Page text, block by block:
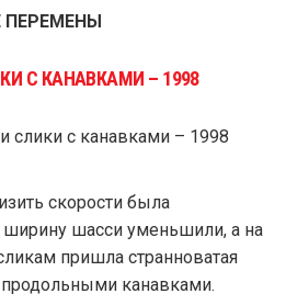
ПЕРЕМЕНЫ
С КАНАВКАМИ – 1998
скорости была
ширину шасси уменьшили, а на
пришла странноватая
канавками.